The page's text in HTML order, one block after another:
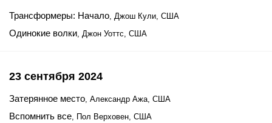
Трансформеры: Начало, Джош Кули, США
Одинокие волки, Джон Уоттс, США
23 сентября 2024
Затерянное место, Александр Ажа, США
Вспомнить все, Пол Верховен, США